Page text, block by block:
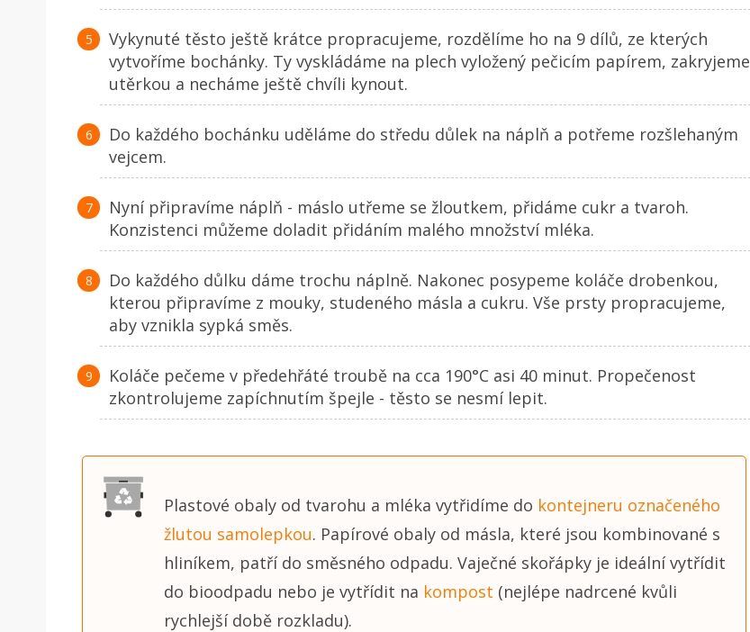
Vykynuté těsto ještě krátce propracujeme, rozdělíme ho na 9 dílů, ze kterých
vytvoříme bochánky. Ty vyskládáme na plech vyložený pečicím papírem, zakryjeme
utěrkou a necháme ještě chvíli kynout.
Do každého bochánku uděláme do středu důlek na náplň a potřeme rozšlehaným
vejcem.
Nyní připravíme náplň - máslo utřeme se žloutkem, přidáme cukr a tvaroh.
Konzistenci můžeme doladit přidáním malého množství mléka.
Do každého důlku dáme trochu náplně. Nakonec posypeme koláče drobenkou,
kterou připravíme z mouky, studeného másla a cukru. Vše prsty propracujeme,
aby vznikla sypká směs.
Koláče pečeme v předehřáté troubě na cca 190°C asi 40 minut. Propečenost
zkontrolujeme zapíchnutím špejle - těsto se nesmí lepit.
Plastové obaly od tvarohu a mléka vytřidíme do kontejneru označeného
žlutou samolepkou. Papírové obaly od másla, které jsou kombinované s
hliníkem, patří do směsného odpadu. Vaječné skořápky je ideální vytřídit
do bioodpadu nebo je vytřídit na kompost (nejlépe nadrcené kvůli
rychlejší době rozkladu).